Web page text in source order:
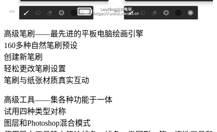
高级笔刷——最先进的平板电脑绘画引擎
160多种自然笔刷预设
创建新笔刷
轻松更改笔刷设置
笔刷与纸张材质真实互动
高级工具——集各种功能于一体
试用四种类型对称
图层和Photoshop混合模式